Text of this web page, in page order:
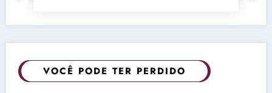
VOCÊ PODE TER PERDIDO